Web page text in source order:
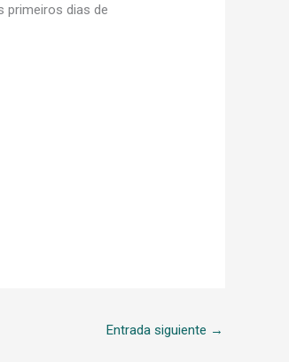
primeiros dias de
Entrada siguiente →